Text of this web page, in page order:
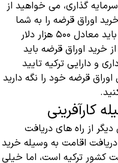
گذاری، می خواهید از
اوراق قرضه را به شما
توصیه می‌ کنیم. در این شیوه نیز شما باید معادل ۵۰۰ هزار دلار
خرید اوراق قرضه باید
و دارایی ترکیه تایید
به مدت ۳ سال این اوراق قرضه خود را نگه دارید
کارآفرینی
از راه های دریافت
اقامت به وسیله خرید
کشور ترکیه است، اما خیلی